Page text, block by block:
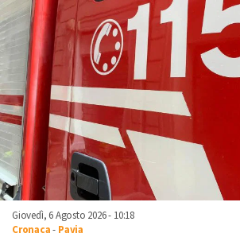
Giovedì, 6 Agosto 2026 - 10:18
Cronaca- Pavia